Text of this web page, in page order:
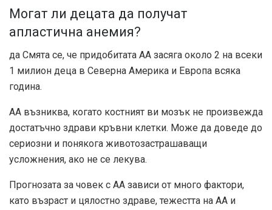
Могат ли децата да получат
апластична анемия?
да Смята се, че придобитата АА засяга около 2 на всеки
1 милион деца в Северна Америка и Европа всяка
година.
АА възниква, когато костният ви мозък не произвежда
достатъчно здрави кръвни клетки. Може да доведе до
сериозни и понякога животозастрашаващи
усложнения, ако не се лекува.
Прогнозата за човек с АА зависи от много фактори,
като възраст и цялостно здраве, тежестта на АА и